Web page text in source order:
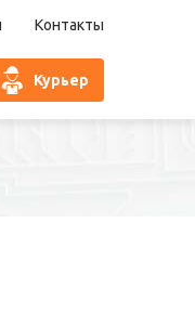
Контакты
Курьер